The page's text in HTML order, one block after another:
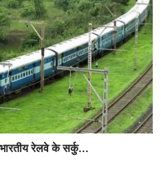
रेलवे के सर्कु...